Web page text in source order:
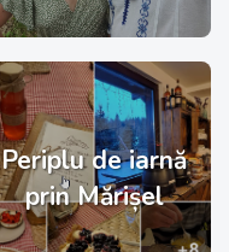
Periplu de iarnă
prin Mărișel